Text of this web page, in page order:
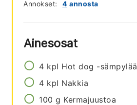
Annokset: 4 annosta
Ainesosat
4 kpl Hot dog -sämpylää
4 kpl Nakkia
100 g Kermajuustoa